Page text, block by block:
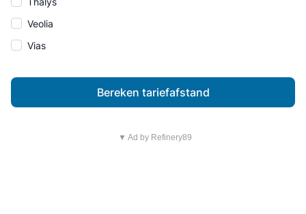
Veolia
Vias
Bereken tariefafstand
▼ Ad by Refinery89